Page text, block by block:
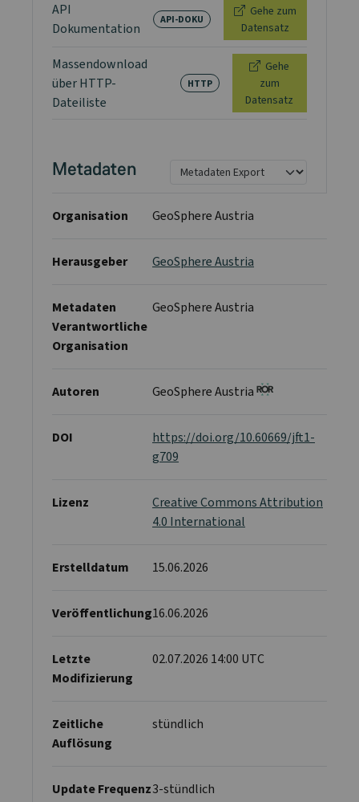
API
Dokumentation
API-DOKU
Gehe zum
Datensatz
Massendownload
über HTTP-
Dateiliste
HTTP
Gehe
zum
Datensatz
Metadaten
Organisation GeoSphere Austria
Herausgeber GeoSphere Austria
Metadaten
Verantwortliche
Organisation
GeoSphere Austria
Autoren GeoSphere Austria
DOI
https://doi.org/10.60669/jft1-
g709
Lizenz
Creative Commons Attribution
4.0 International
Erstelldatum 15.06.2026
Veröffentlichung16.06.2026
Letzte
Modifizierung
02.07.2026 14:00 UTC
Zeitliche
Auflösung
stündlich
Update Frequenz3-stündlich